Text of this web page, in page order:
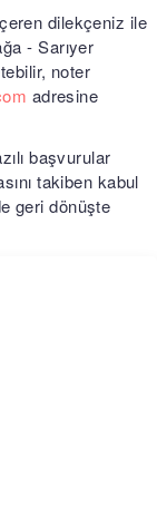
dilekçeniz ile
- Sarıyer
noter
adresine
başvurular
takiben kabul
geri dönüşte